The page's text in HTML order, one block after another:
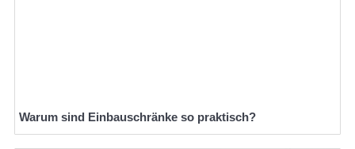
Warum sind Einbauschränke so praktisch?